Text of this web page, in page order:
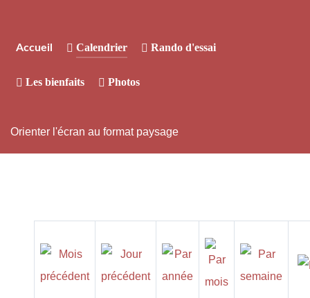
Accueil Calendrier Rando d'essai
Les bienfaits Photos
Orienter l'écran au format paysage